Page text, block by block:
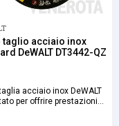
taglio acciaio inox
DeWALT DT3442-QZ
acciaio inox DeWALT
per offrire prestazioni